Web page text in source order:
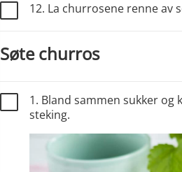
12. La churrosene renne av
Søte churros
1. Bland sammen sukker
steking.